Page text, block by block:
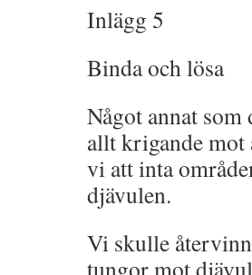
Inlägg 5
Binda och lösa
Något annat
allt krigande mot
vi att inta
djävulen.
Vi skulle
tungor mot